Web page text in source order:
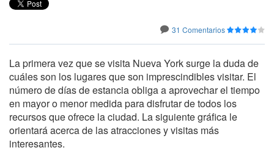
31 Comentarios
La primera vez que se visita Nueva York surge la duda de
cuáles son los lugares que son imprescindibles visitar. El
número de días de estancia obliga a aprovechar el tiempo
en mayor o menor medida para disfrutar de todos los
recursos que ofrece la ciudad. La siguiente gráfica le
orientará acerca de las atracciones y visitas más
interesantes.